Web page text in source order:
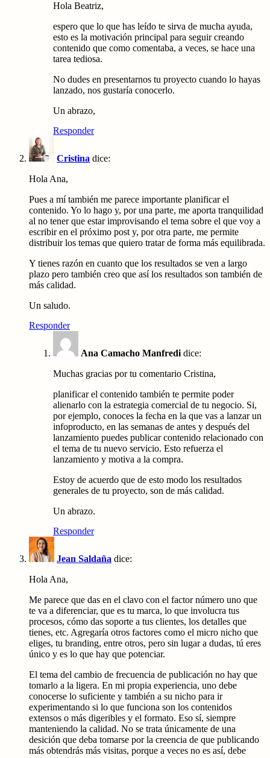
Hola Beatriz,
espero que lo que has leído te sirva de mucha ayuda,
esto es la motivación principal para seguir creando
contenido que como comentaba, a veces, se hace una
tarea tediosa.
No dudes en presentarnos tu proyecto cuando lo hayas
lanzado, nos gustaría conocerlo.
Un abrazo,
Responder
Cristina dice:
Hola Ana,
Pues a mí también me parece importante planificar el
contenido. Yo lo hago y, por una parte, me aporta tranquilidad
al no tener que estar improvisando el tema sobre el que voy a
escribir en el próximo post y, por otra parte, me permite
distribuir los temas que quiero tratar de forma más equilibrada.
Y tienes razón en cuanto que los resultados se ven a largo
plazo pero también creo que así los resultados son también de
más calidad.
Un saludo.
Responder
Ana Camacho Manfredi dice:
Muchas gracias por tu comentario Cristina,
planificar el contenido también te permite poder
alienarlo con la estrategia comercial de tu negocio. Si,
por ejemplo, conoces la fecha en la que vas a lanzar un
infoproducto, en las semanas de antes y después del
lanzamiento puedes publicar contenido relacionado con
el tema de tu nuevo servicio. Esto refuerza el
lanzamiento y motiva a la compra.
Estoy de acuerdo que de esto modo los resultados
generales de tu proyecto, son de más calidad.
Un abrazo.
Responder
Jean Saldaña dice:
Hola Ana,
Me parece que das en el clavo con el factor número uno que
te va a diferenciar, que es tu marca, lo que involucra tus
procesos, cómo das soporte a tus clientes, los detalles que
tienes, etc. Agregaría otros factores como el micro nicho que
eliges, tu branding, entre otros, pero sin lugar a dudas, tú eres
único y es lo que hay que potenciar.
El tema del cambio de frecuencia de publicación no hay que
tomarlo a la ligera. En mi propia experiencia, uno debe
conocerse lo suficiente y también a su nicho para ir
experimentando si lo que funciona son los contenidos
extensos o más digeribles y el formato. Eso sí, siempre
manteniendo la calidad. No se trata únicamente de una
desición que deba tomarse por la creencia de que publicando
más obtendrás más visitas, porque a veces no es así, debe